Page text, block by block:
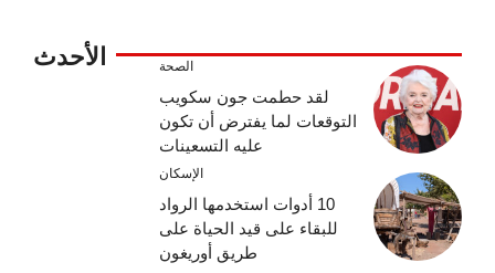
الأحدث الصحة
لقد حطمت جون سكويب
التوقعات لما يفترض أن تكون
عليه التسعينات
الإسكان
10 أدوات استخدمها الرواد
للبقاء على قيد الحياة على
طريق أوريغون